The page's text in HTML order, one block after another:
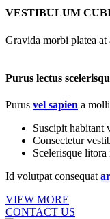
VESTIBULUM
Gravida morbi platea at
Purus lectus
Purus vel sapien a
Suscipit habitant
Consectetur
Scelerisque
Id volutpat consequat
VIEW MORE
CONTACT US